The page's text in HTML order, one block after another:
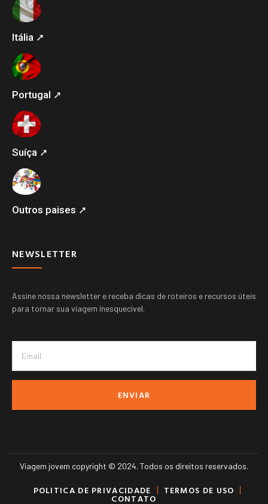
Itália ➚
Portugal ➚
Suíça ➚
Outros paises ➚
NEWSLETTER
Assine nossa newsletter e receba dicas de roteiros e recursos úteis
para tornar sua viagem inesquecível.
ENVIAR
Viagem jovem copyright © 2024. Todos os direitos reservados.
POLITICA DE PRIVACIDADE TERMOS DE USO
CONTATO